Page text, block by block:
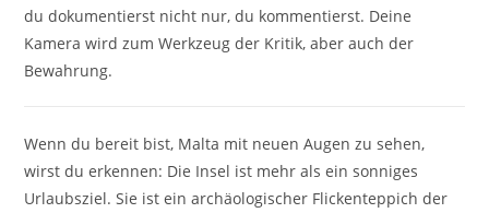
du dokumentierst nicht nur, du kommentierst. Deine
Kamera wird zum Werkzeug der Kritik, aber auch der
Bewahrung.
Wenn du bereit bist, Malta mit neuen Augen zu sehen,
wirst du erkennen: Die Insel ist mehr als ein sonniges
Urlaubsziel. Sie ist ein archäologischer Flickenteppich der